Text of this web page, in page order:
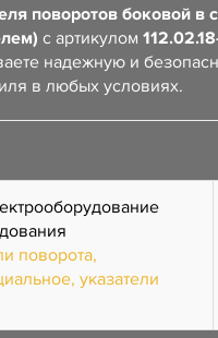
поворотов боковой в
с артикулом
надежную и
в любых условиях.
поворота,
указатели